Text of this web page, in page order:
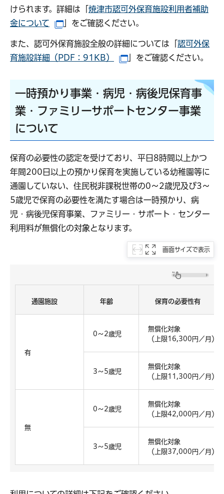
けられます。詳細は「 焼津市認可外保育施設利用者補助
金について
（別ウインドウで開きます）
」をご確認ください。
また、認可外保育施設全般の詳細については「 認可外保
育施設詳細（PDF：91KB）
（別ウインドウで開きま
」をご確認ください。
一時預かり事業・病児・病後児保育事
業・ファミリーサポートセンター事業
について
保育の必要性の認定を受けており、平日8時間以上かつ
年間200日以上の預かり保育を実施している幼稚園等に
通園していない、住民税非課税世帯の0～2歳児及び3～
5歳児で保育の必要性を満たす場合は一時預かり、病
児・病後児保育事業、ファミリー・サポート・センター
利用料が無償化の対象となります。
画面サイズで表示
通園施設 年齢 保育の必要性有
有
0～2歳児
無償化対象
（上限16,300円／月）
3～5歳児
無償化対象
（上限11,300円／月）
無
0～2歳児
無償化対象
（上限42,000円／月）
3～5歳児
無償化対象
（上限37,000円／月）